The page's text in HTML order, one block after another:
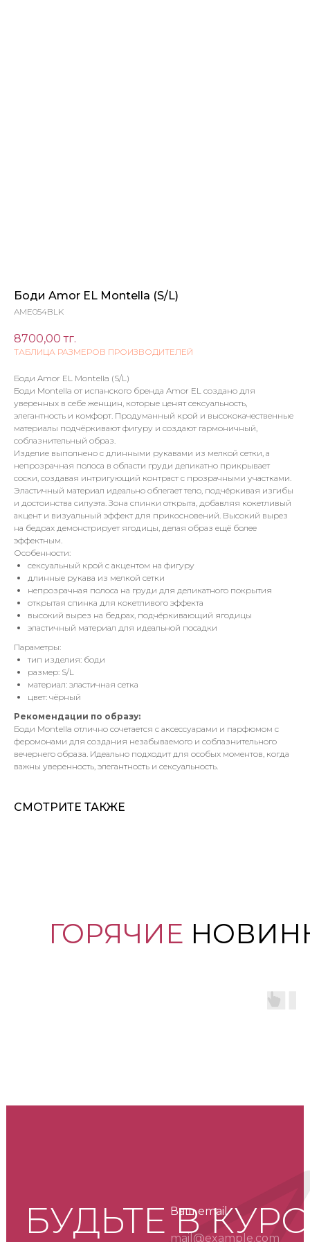
Боди Amor EL Montella (S/L)
AME054BLK
8700,00 тг.
ТАБЛИЦА РАЗМЕРОВ ПРОИЗВОДИТЕЛЕЙ
Боди Amor EL Montella (S/L)
Боди Montella от испанского бренда Amor EL создано для
уверенных в себе женщин, которые ценят сексуальность,
элегантность и комфорт. Продуманный крой и высококачественные
материалы подчёркивают фигуру и создают гармоничный,
соблазнительный образ.
Изделие выполнено с длинными рукавами из мелкой сетки, а
непрозрачная полоса в области груди деликатно прикрывает
соски, создавая интригующий контраст с прозрачными участками.
Эластичный материал идеально облегает тело, подчёркивая изгибы
и достоинства силуэта. Зона спинки открыта, добавляя кокетливый
акцент и визуальный эффект для прикосновений. Высокий вырез
на бедрах демонстрирует ягодицы, делая образ ещё более
эффектным.
Особенности:
сексуальный крой с акцентом на фигуру
длинные рукава из мелкой сетки
непрозрачная полоса на груди для деликатного покрытия
открытая спинка для кокетливого эффекта
высокий вырез на бедрах, подчёркивающий ягодицы
эластичный материал для идеальной посадки
Параметры:
тип изделия: боди
размер: S/L
материал: эластичная сетка
цвет: чёрный
Рекомендации по образу:
Боди Montella отлично сочетается с аксессуарами и парфюмом с
феромонами для создания незабываемого и соблазнительного
вечернего образа. Идеально подходит для особых моментов, когда
важны уверенность, элегантность и сексуальность.
СМОТРИТЕ ТАКЖЕ
ГОРЯЧИЕ
БУДЬТЕ В
Ваш email